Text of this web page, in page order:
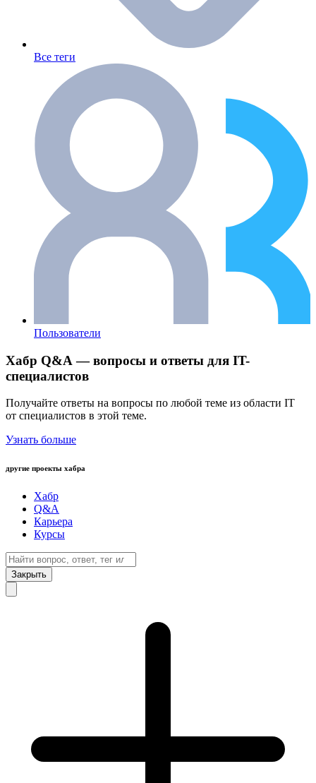
Все теги
Пользователи
Хабр Q&A — вопросы и ответы для IT-
специалистов
Получайте ответы на вопросы по любой теме из области IT
от специалистов в этой теме.
Узнать больше
другие проекты хабра
Хабр
Q&A
Карьера
Курсы
Закрыть